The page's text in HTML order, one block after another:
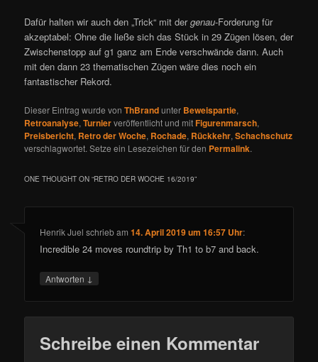
Dafür halten wir auch den „Trick“ mit dergenau-Forderung für
akzeptabel: Ohne die ließe sich das Stück in 29 Zügen lösen, der
Zwischenstopp auf g1 ganz am Ende verschwände dann. Auch
mit den dann 23 thematischen Zügen wäre dies noch ein
fantastischer Rekord.
Dieser Eintrag wurde vonThBrandunter Beweispartie,
Retroanalyse,Turnierveröffentlicht und mitFigurenmarsch,
Preisbericht, Retro der Woche, Rochade, Rückkehr,Schachschutz
verschlagwortet. Setze ein Lesezeichen für den Permalink.
ONE THOUGHT ON “RETRO DER WOCHE 16/2019”
Henrik Juel schriebam14. April 2019 um 16:57 Uhr:
Incredible 24 moves roundtrip by Th1 to b7 and back.
Antworten ↓
Schreibe einen Kommentar